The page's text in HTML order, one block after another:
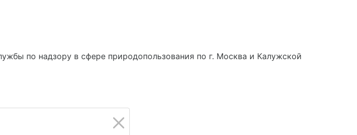
по надзору в сфере природопользования по г. Москва и Калужской